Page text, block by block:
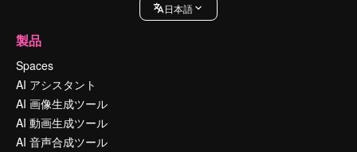
日本語
製品
Spaces
AI アシスタント
AI 画像生成ツール
AI 動画生成ツール
AI 音声合成ツール